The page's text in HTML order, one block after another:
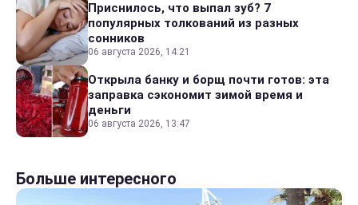
Приснилось, что выпал зуб? 7
популярных толкований из разных
сонников
06 августа 2026, 14:21
Открыла банку и борщ почти готов: эта
заправка сэкономит зимой время и
деньги
06 августа 2026, 13:47
Больше интересного